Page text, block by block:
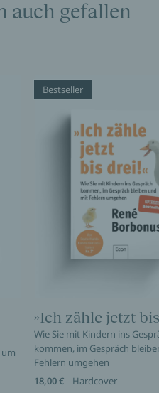
auch gefallen
Bestseller
»Ich zähle jetzt
Wie Sie mit Kindern ins
kommen, im Gespräch
Fehlern umgehen
18,00 €
Hardcover